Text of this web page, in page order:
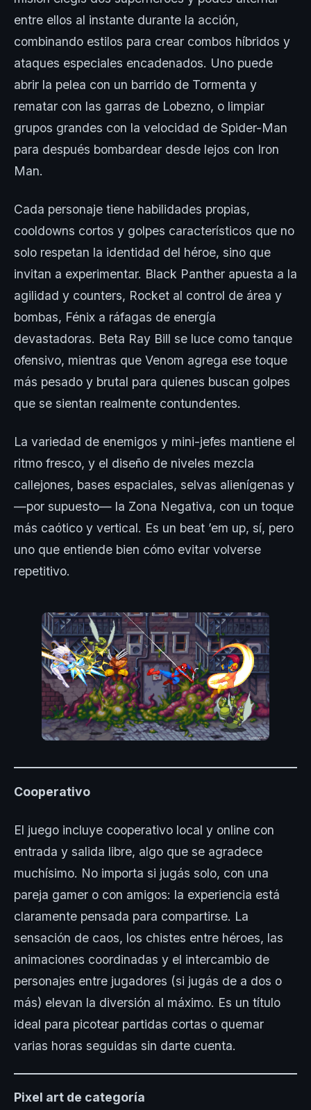
entre ellos al instante durante la acción,
combinando estilos para crear combos híbridos y
ataques especiales encadenados. Uno puede
abrir la pelea con un barrido de Tormenta y
rematar con las garras de Lobezno, o limpiar
grupos grandes con la velocidad de Spider-Man
para después bombardear desde lejos con Iron
Man.
Cada personaje tiene habilidades propias,
cooldowns cortos y golpes característicos que no
solo respetan la identidad del héroe, sino que
invitan a experimentar. Black Panther apuesta a la
agilidad y counters, Rocket al control de área y
bombas, Fénix a ráfagas de energía
devastadoras. Beta Ray Bill se luce como tanque
ofensivo, mientras que Venom agrega ese toque
más pesado y brutal para quienes buscan golpes
que se sientan realmente contundentes.
La variedad de enemigos y mini-jefes mantiene el
ritmo fresco, y el diseño de niveles mezcla
callejones, bases espaciales, selvas alienígenas y
—por supuesto— la Zona Negativa, con un toque
más caótico y vertical. Es un beat ’em up, sí, pero
uno que entiende bien cómo evitar volverse
repetitivo.
Cooperativo
El juego incluye cooperativo local y online con
entrada y salida libre, algo que se agradece
muchísimo. No importa si jugás solo, con una
pareja gamer o con amigos: la experiencia está
claramente pensada para compartirse. La
sensación de caos, los chistes entre héroes, las
animaciones coordinadas y el intercambio de
personajes entre jugadores (si jugás de a dos o
más) elevan la diversión al máximo. Es un título
ideal para picotear partidas cortas o quemar
varias horas seguidas sin darte cuenta.
Pixel art de categoría